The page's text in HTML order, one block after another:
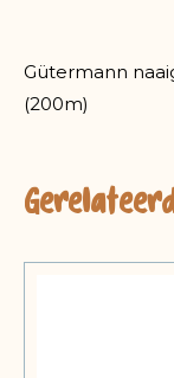
Gütermann
(200m)